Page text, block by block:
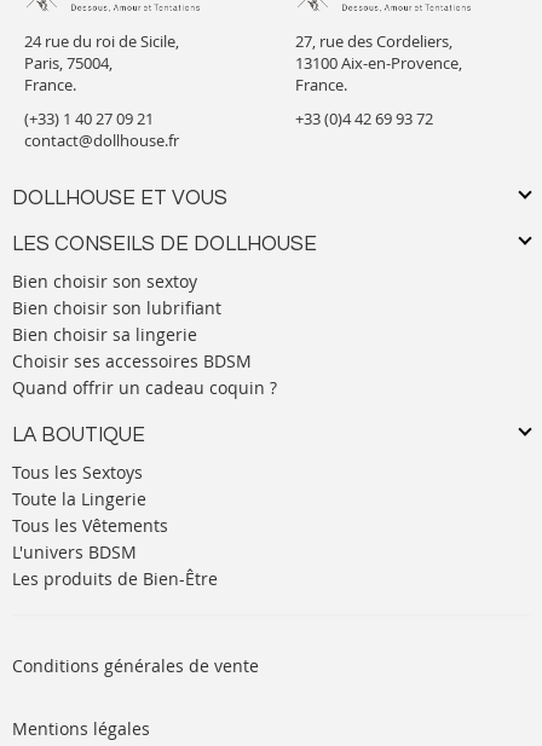
24 rue du roi de Sicile,
Paris, 75004,
France.
(+33) 1 40 27 09 21
contact@dollhouse.fr
DOLLHOUSE ET VOUS
LES CONSEILS DE DOLLHOUSE
Bien choisir son sextoy
Bien choisir son lubrifiant
Bien choisir sa lingerie
Choisir ses accessoires BDSM
Quand offrir un cadeau coquin ?
LA BOUTIQUE
Tous les Sextoys
Toute la Lingerie
Tous les Vêtements
L'univers BDSM
Les produits de Bien-Être
27, rue des Cordeliers,
13100 Aix-en-Provence,
France.
+33 (0)4 42 69 93 72
Conditions générales de vente
Mentions légales